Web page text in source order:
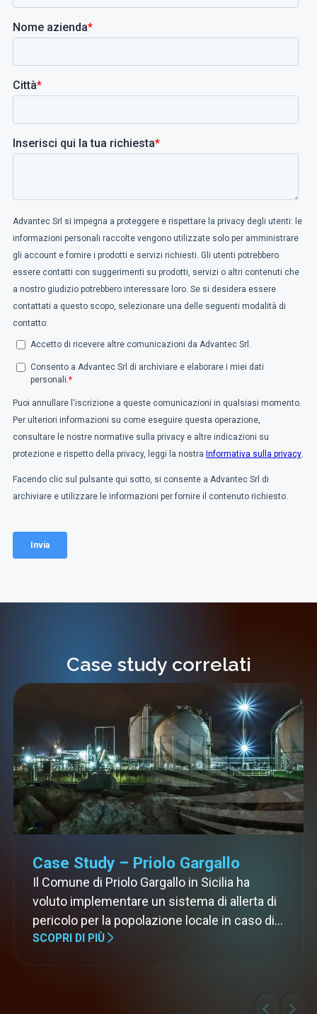
Case study correlati
Case Study – Priolo Gargallo
Il Comune di Priolo Gargallo in Sicilia ha
voluto implementare un sistema di allerta di
pericolo per la popolazione locale in caso di
incidente presso…
SCOPRI DI PIÙ